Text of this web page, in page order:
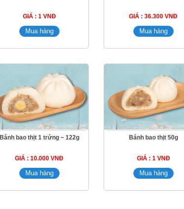
GIÁ : 1 VNĐ GIÁ : 36.300 VNĐ
Bánh bao thịt 1 trứng ~ 122g
GIÁ : 10.000 VNĐ
Bánh bao thịt 50g
GIÁ : 1 VNĐ